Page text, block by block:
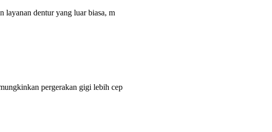
dentur yang luar biasa, m
pergerakan gigi lebih cep